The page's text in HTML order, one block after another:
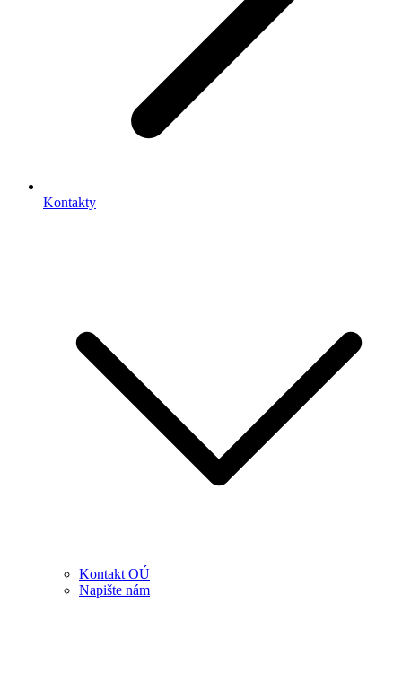
Kontakty
Kontakt OÚ
Napište nám